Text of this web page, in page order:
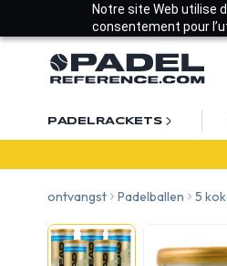
Notre site Web utilise
consentement pour
PADELRACKETS
ontvangst Padelballen 5